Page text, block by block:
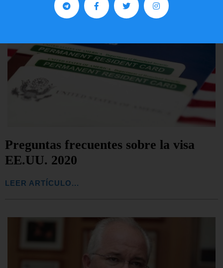
Preguntas frecuentes sobre la visa
EE.UU. 2020
LEER ARTÍCULO...